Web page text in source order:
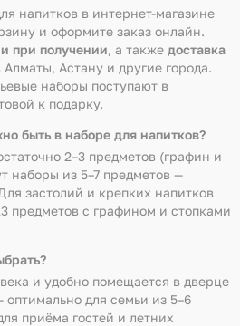
напитков в интернет-магазине
и оформите заказ онлайн.
при получении, а также доставка
Алматы, Астану и другие города.
наборы поступают в
к подарку.
быть в наборе для напитков?
2–3 предметов (графин и
наборы из 5–7 предметов —
застолий и крепких напитков
предметов с графином и стопками
и удобно помещается в дверце
оптимально для семьи из 5–6
приёма гостей и летних